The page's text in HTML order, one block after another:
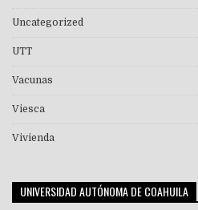
Uncategorized
UTT
Vacunas
Viesca
Vivienda
UNIVERSIDAD AUTÓNOMA DE COAHUILA